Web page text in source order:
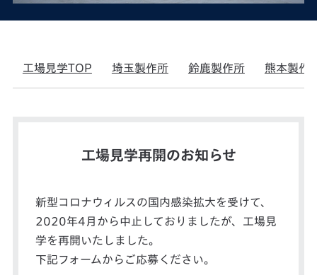
工場見学TOP 埼玉製作所 鈴鹿製作所 熊本製作
工場見学再開のお知らせ
新型コロナウィルスの国内感染拡大を受けて、
2020年4月から中止しておりましたが、工場見
学を再開いたしました。
下記フォームからご応募ください。